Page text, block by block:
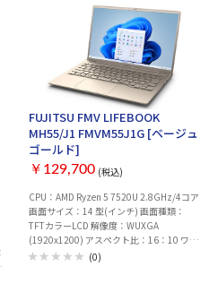
・補助電源：8pin x3 【インターフェー
ス】 ・HDMI：2.1b x 1 ・DisplayPort：
2.1a x3 ・Type-C：- ・最大解像度：7680
x 4320 ・画面出力数：4 【冷却】：空冷フ
ァン 【本体サイズ】：312 x 130 x 50 mm
【JAN】：197105829589 【メーカ
ー】：ASUS ※ご購入商品に初期不良含め
不具合が発生した場合、修理対応となりま
す。 又、開封・未開封にかかわらず、お客
様のご都合による返品・返金は致しかねま
す、ご了承ください。
FUJITSU FMV LIFEBOOK
MH55/J1 FMVM55J1G [ベージュ
ゴールド]
￥129,700 (税込)
CPU：AMD Ryzen 5 7520U 2.8GHz/4コア
画面サイズ：14 型(インチ) 画面種類：
TFTカラーLCD 解像度：WUXGA
(1920x1200) アスペクト比：16：10 ワイ
ド画面：○ メモリ容量：16GB メモリ規
(0)